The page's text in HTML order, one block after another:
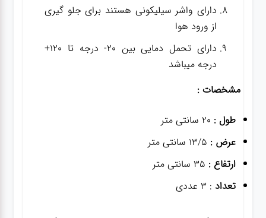
دارای واشر سیلیکونی هستند برای جلو گیری
از ورود هوا
دارای تحمل دمایی بین 20- درجه تا 120+
درجه میباشد
مشخصات :
طول : 20 سانتی متر
عرض : 13/5 سانتی متر
ارتفاع : 35 سانتی متر
تعداد : 3 عددی